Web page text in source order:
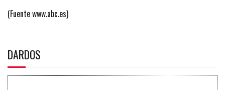
(Fuente www.abc.es)
DARDOS